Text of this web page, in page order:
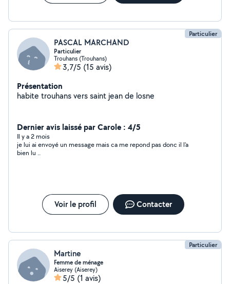
Particulier
PASCAL MARCHAND
Particulier
Trouhans (Trouhans)
3,7/5 (15 avis)
Présentation
habite trouhans vers saint jean de losne
Dernier avis laissé par Carole : 4/5
Il y a 2 mois
je lui ai envoyé un message mais ca me repond pas donc il l'a
bien lu ..
Voir le profil Contacter
Particulier
Martine
Femme de ménage
Aiserey (Aiserey)
5/5 (1 avis)